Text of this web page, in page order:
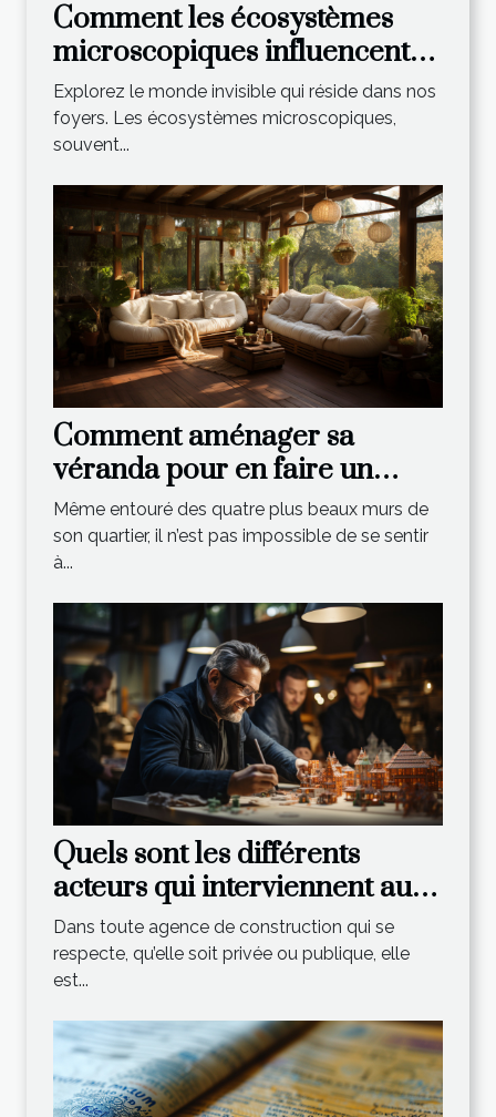
Comment les écosystèmes
microscopiques influencent-
ils notre environnement
domestique ?
Explorez le monde invisible qui réside dans nos
foyers. Les écosystèmes microscopiques,
souvent...
Comment aménager sa
véranda pour en faire un
espace de vie relaxant ?
Même entouré des quatre plus beaux murs de
son quartier, il n’est pas impossible de se sentir
à...
Quels sont les différents
acteurs qui interviennent au
sein d’une agence de
construction ?
Dans toute agence de construction qui se
respecte, qu’elle soit privée ou publique, elle
est...